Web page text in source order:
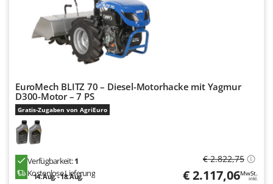
MAMMAMIA
Marcato
Marina Systems
Master
Mastercook
McCulloch
MCH
Mille
EuroMech BLITZ 70 – Diesel-Motorhacke mit Yagmur
D300-Motor – 7 PS
Gratis-Zugaben von AgriEuro
Verfügbarkeit:1
Kostenlose Lieferung
14. Aug. - 18. Aug.
€ 2.822,75
€ 2.117,06MwSt.
inkl.